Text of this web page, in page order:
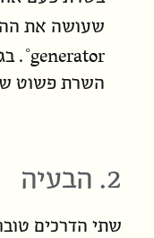
שעושה את
generator
.
השרת פשוט
2. הבעיה
שתי הדרכים